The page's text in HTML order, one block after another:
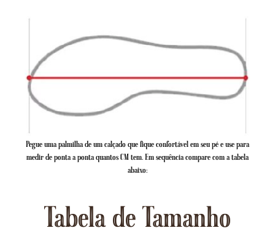
Pegue uma palmilha de um calçado que fique confortável em seu pé e use para
medir de ponta a ponta quantos CM tem. Em sequência compare com a tabela
abaixo:
Tabela de Tamanho